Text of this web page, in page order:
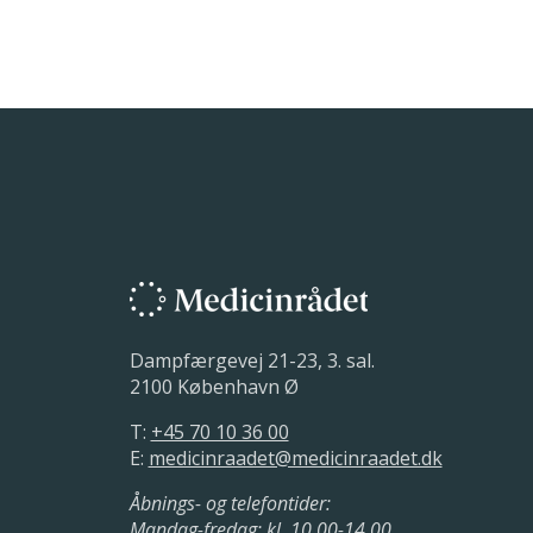
Dampfærgevej 21-23, 3. sal.
2100 København Ø
T: +45 70 10 36 00
E: medicinraadet@medicinraadet.dk
Åbnings- og telefontider: